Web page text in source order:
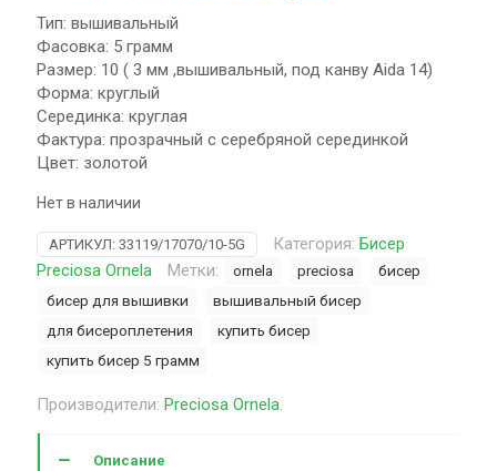
11.00 грн..
Тип: вышивальный
Фасовка: 5 грамм
Размер: 10 ( 3 мм ,вышивальный, под канву Aida 14)
Форма: круглый
Серединка: круглая
Фактура: прозрачный с серебряной серединкой
Цвет: золотой
Нет в наличии
АРТИКУЛ: 33119/17070/10-5G Категория: Бисер
Preciosa Ornela
Метки: ornela preciosa
бисер
бисер для вышивки
вышивальный бисер
для бисероплетения
купить бисер
купить бисер 5 грамм
Производители: Preciosa Ornela.
Описание